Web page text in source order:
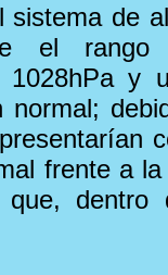
sistema de
el rango
y
normal;
frente a
dentro